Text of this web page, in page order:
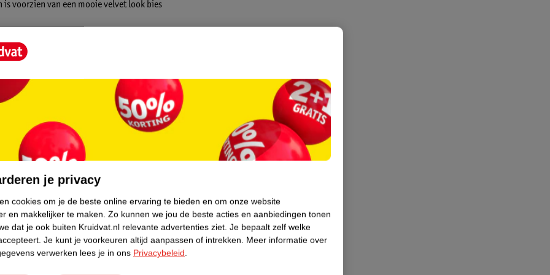
is voorzien van een mooie velvet look bies
jij het laken strijken? Dat is geen
je privacy
cookies om je de beste online ervaring te bieden en om onze website
en makkelijker te maken. Zo kunnen we jou de beste acties en aanbiedingen tonen
dat je ook buiten Kruidvat.nl relevante advertenties ziet. Je bepaalt zelf welke
Je kunt je voorkeuren altijd aanpassen of intrekken. Meer informatie over
verwerken lees je in ons Privacybeleid.